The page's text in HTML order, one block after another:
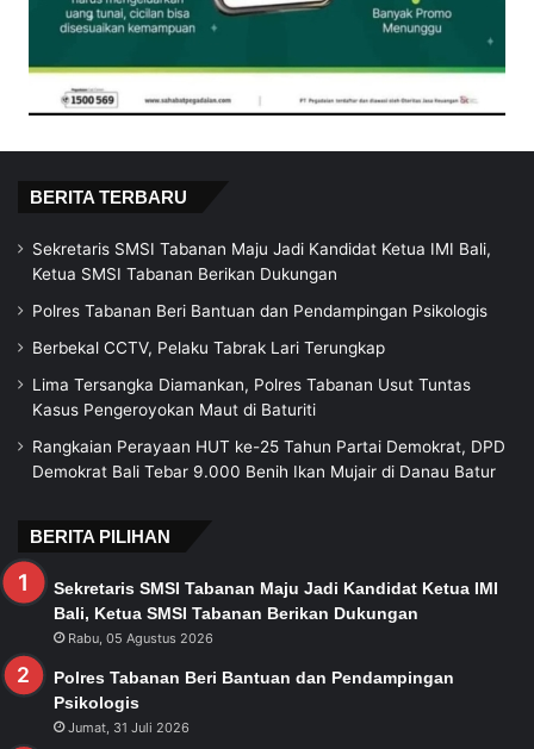
BERITA TERBARU
Sekretaris SMSI Tabanan Maju Jadi Kandidat Ketua IMI Bali,
Ketua SMSI Tabanan Berikan Dukungan
Polres Tabanan Beri Bantuan dan Pendampingan Psikologis
Berbekal CCTV, Pelaku Tabrak Lari Terungkap
Lima Tersangka Diamankan, Polres Tabanan Usut Tuntas
Kasus Pengeroyokan Maut di Baturiti
Rangkaian Perayaan HUT ke-25 Tahun Partai Demokrat, DPD
Demokrat Bali Tebar 9.000 Benih Ikan Mujair di Danau Batur
BERITA PILIHAN
Sekretaris SMSI Tabanan Maju Jadi Kandidat Ketua IMI
Bali, Ketua SMSI Tabanan Berikan Dukungan
Rabu, 05 Agustus 2026
Polres Tabanan Beri Bantuan dan Pendampingan
Psikologis
Jumat, 31 Juli 2026